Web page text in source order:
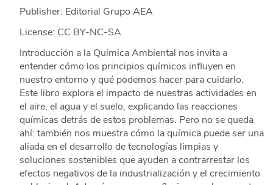
Publisher: Editorial Grupo AEA
License: CC BY-NC-SA
Introducción a la Química Ambiental nos invita a
entender cómo los principios químicos influyen en
nuestro entorno y qué podemos hacer para cuidarlo.
Este libro explora el impacto de nuestras actividades en
el aire, el agua y el suelo, explicando las reacciones
químicas detrás de estos problemas. Pero no se queda
ahí: también nos muestra cómo la química puede ser una
aliada en el desarrollo de tecnologías limpias y
soluciones sostenibles que ayuden a contrarrestar los
efectos negativos de la industrialización y el crecimiento